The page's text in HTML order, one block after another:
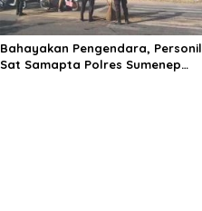
Bahayakan Pengendara, Personil
Sat Samapta Polres Sumenep